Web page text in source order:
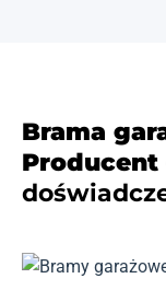
Brama
Producent